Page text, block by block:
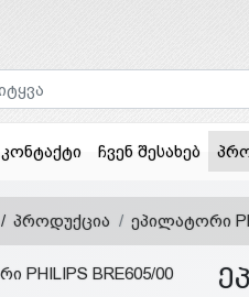
კონტაქტი ჩვენ შესახებ
პროდუქცია ეპილატორი